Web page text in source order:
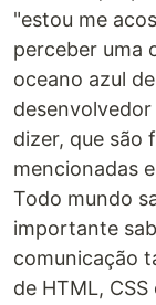
"estou me
perceber uma
oceano azul
desenvolvedor
dizer, que são
mencionadas
Todo mundo
importante
comunicação
de HTML,